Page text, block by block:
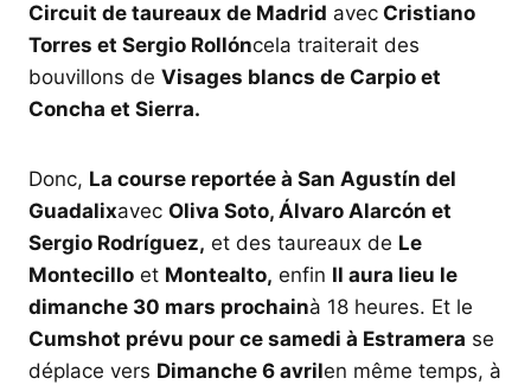
Circuit de taureaux de Madrid avec Cristiano
Torres et Sergio Rollóncela traiterait des
bouvillons de Visages blancs de Carpio et
Concha et Sierra.
Donc, La course reportée à San Agustín del
Guadalixavec Oliva Soto, Álvaro Alarcón et
Sergio Rodríguez, et des taureaux de Le
Montecillo et Montealto, enfin Il aura lieu le
dimanche 30 mars prochainà 18 heures. Et le
Cumshot prévu pour ce samedi à Estramera se
déplace vers Dimanche 6 avrilen même temps, à